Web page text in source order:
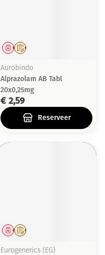
Op voorschrift
Geneesmiddel
Aurobindo
Alprazolam AB Tabl
20x0,25mg
€ 2,59
Reserveer
Op voorschrift
Geneesmiddel
Eurogenerics (EG)